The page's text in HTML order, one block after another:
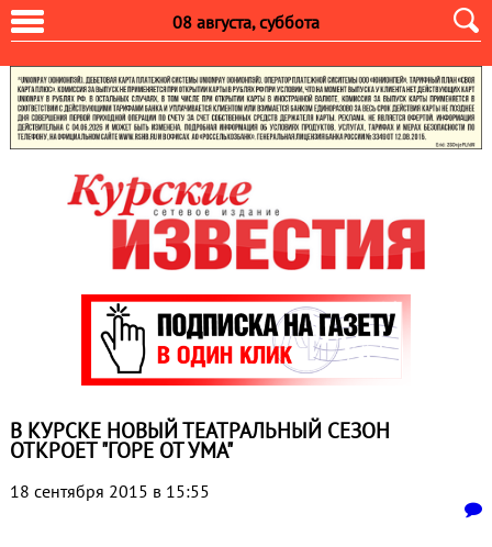
08 августа, суббота
В КУРСКЕ НОВЫЙ ТЕАТРАЛЬНЫЙ СЕЗОН
ОТКРОЕТ "ГОРЕ ОТ УМА"
18 сентября 2015 в 15:55